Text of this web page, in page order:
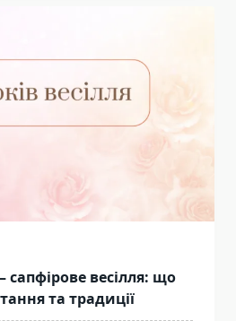
сапфірове весілля: що
та традиції